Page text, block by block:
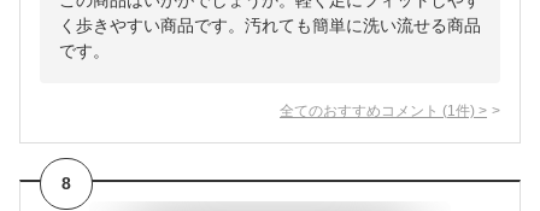
く歩きやすい商品です。汚れても簡単に洗い流せる商品
です。
全てのおすすめコメント (1 件) >
8